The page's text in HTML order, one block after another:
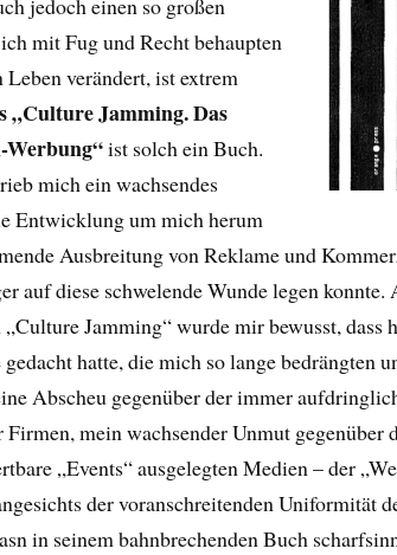
jedoch einen so großen
mit Fug und Recht behaupten
Leben verändert, ist extrem
„Culture Jamming. Das
ist solch ein Buch.
mich ein wachsendes
Entwicklung um mich herum
Ausbreitung von Reklame und
auf diese schwelende Wunde legen
Jamming“ wurde mir bewusst, dass
hatte, die mich so lange bedrängten
Abscheu gegenüber der immer
mein wachsender Unmut gegenüber
„Events“ ausgelegten Medien – der
der voranschreitenden Uniformität
in seinem bahnbrechenden Buch